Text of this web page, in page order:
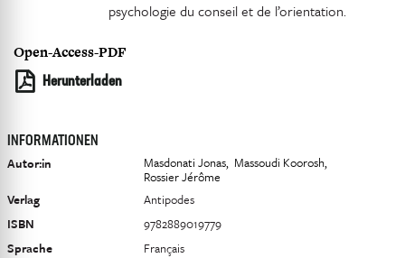
psychologie du conseil et de l’orientation.
Open-Access-PDF
Herunterladen
INFORMATIONEN
Autor:in Masdonati Jonas Massoudi Koorosh
Rossier Jérôme
Verlag
Antipodes
ISBN
9782889019779
Sprache
Français